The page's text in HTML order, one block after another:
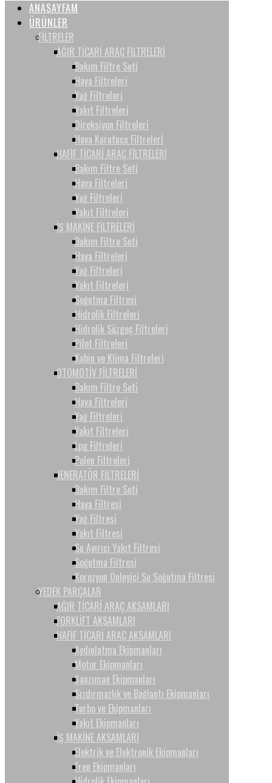
ANASAYFAM
ÜRÜNLER
FİLTRELER
AĞIR TİCARİ ARAÇ FİLTRELERİ
Bakım Filtre Seti
Hava Filtreleri
Yağ Filtreleri
Yakıt Filtreleri
Direksiyon Filtreleri
Hava Kurutucu Filtrelerİ
HAFİF TİCARİ ARAÇ FİLTRELERİ
Bakım Filtre Seti
Hava Filtreleri
Yağ Filtreleri
Yakıt Filtreleri
İŞ MAKİNE FİLTRELERİ
Bakım Filtre Seti
Hava Filtreleri
Yağ Filtreleri
Yakıt Filtreleri
Soğutma Filtresi
Hidrolik Filtreleri
Hidrolik Süzgeç Filtreleri
Pilot Filtreleri
Kabin ve Klima Filtreleri
OTOMOTİV FİLTRELERİ
Bakım Filtre Seti
Hava Filtreleri
Yağ Filtreleri
Yakıt Filtreleri
Lpg Filtreleri
Polen Filtreleri
JENERATÖR FİLTRELERİ
Bakım Filtre Seti
Hava Filtresi
Yağ Filtresi
Yakıt Filtresi
Su Ayırıcı Yakıt Filtresi
Soğutma Filtresi
Korozyon Önleyici Su Soğutma Filtresi
YEDEK PARÇALAR
AĞIR TİCARİ ARAÇ AKSAMLARI
FORKLİFT AKSAMLARI
HAFİF TİCARİ ARAÇ AKSAMLARI
Aydınlatma Ekipmanları
Motor Ekipmanları
Şanzıman Ekipmanları
Sızdırmazlık ve Bağlantı Ekipmanları
Turbo ve Ekipmanları
Yakıt Ekipmanları
İŞ MAKİNE AKSAMLARI
Elektrik ve Elektronik Ekipmanları
Fren Ekipmanları